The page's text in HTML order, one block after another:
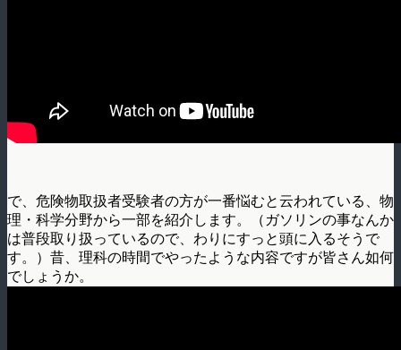
で、危険物取扱者受験者の方が一番悩むと云われている、物
理・科学分野から一部を紹介します。（ガソリンの事なんか
は普段取り扱っているので、わりにすっと頭に入るそうで
す。）昔、理科の時間でやったような内容ですが皆さん如何
でしょうか。